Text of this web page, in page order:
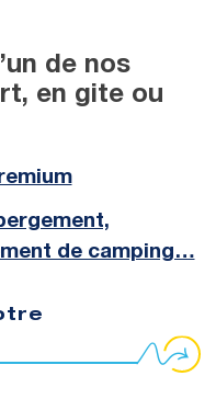
de nos
en gite ou
de camping…